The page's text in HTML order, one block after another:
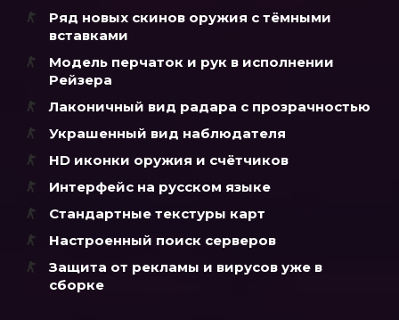
Ряд новых скинов оружия с тёмными
вставками
Модель перчаток и рук в исполнении
Рейзера
Лаконичный вид радара с прозрачностью
Украшенный вид наблюдателя
HD иконки оружия и счётчиков
Интерфейс на русском языке
Стандартные текстуры карт
Настроенный поиск серверов
Защита от рекламы и вирусов уже в
сборке